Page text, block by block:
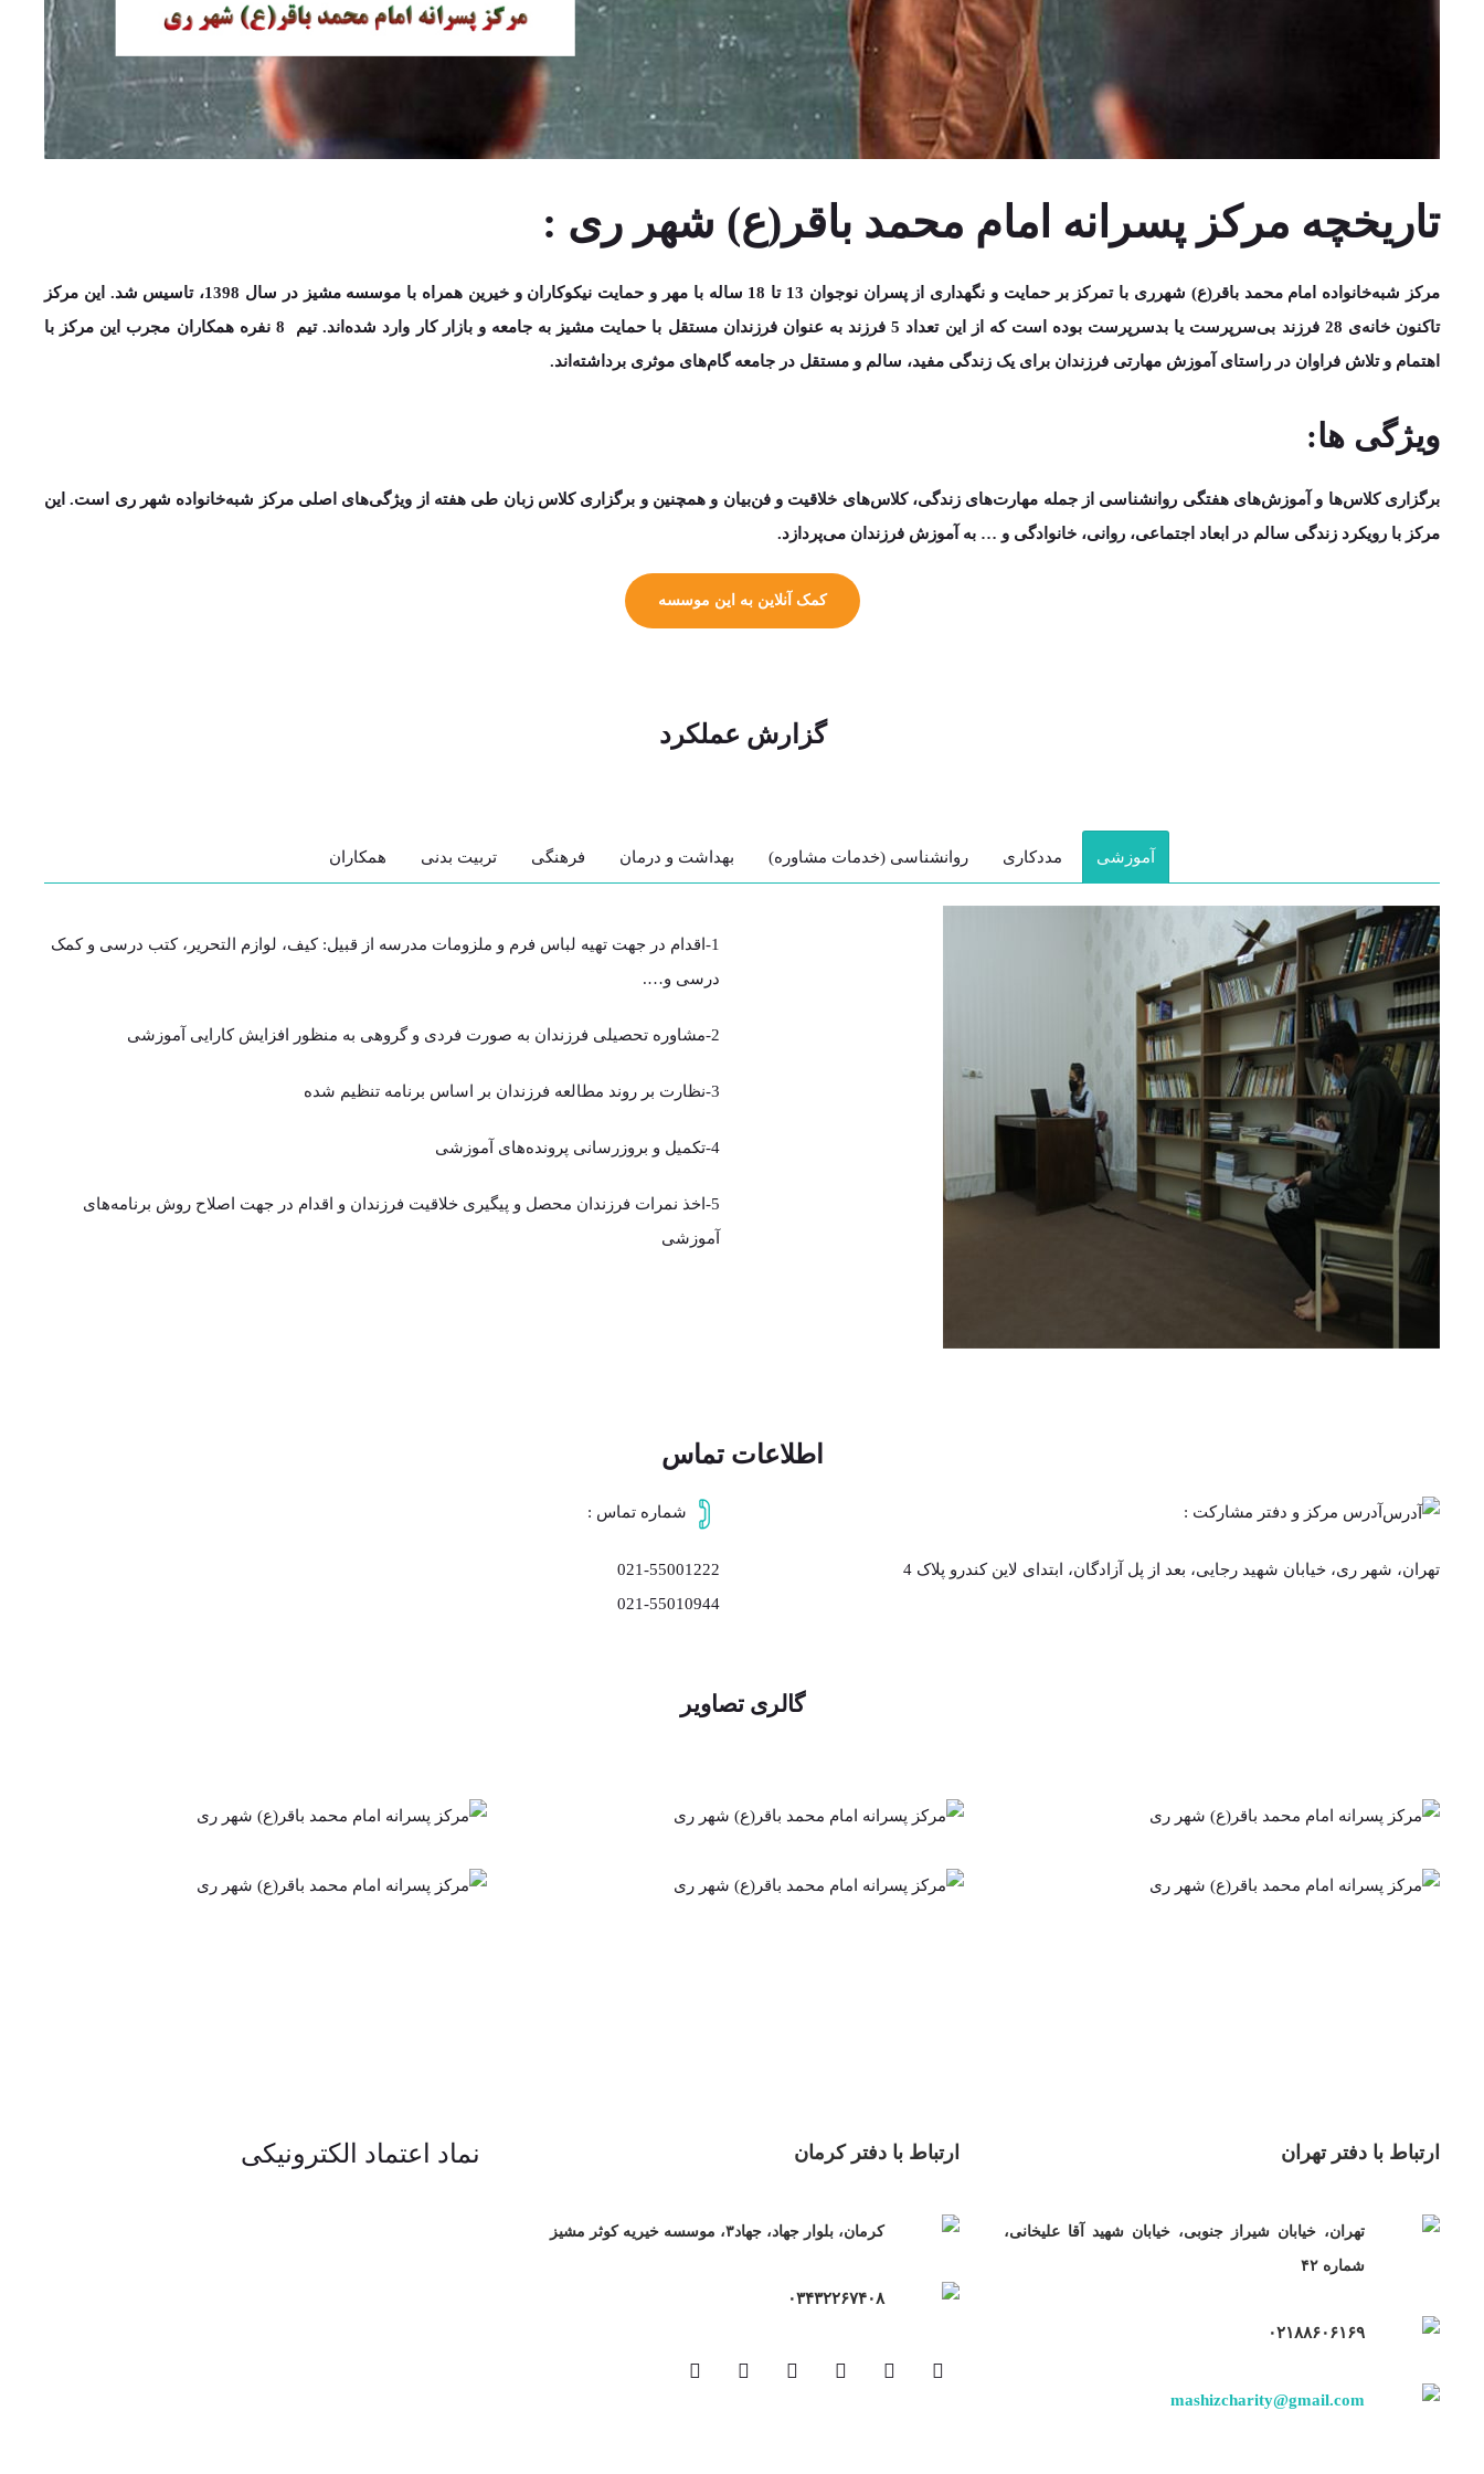
تاریخچه مرکز پسرانه امام محمد باقر(ع) شهر ری :
مرکز شبه‌خانواده امام محمد باقر(ع) شهرری با تمرکز بر حمایت و نگهداری از پسران نوجوان با مهر و حمایت‌ نیکوکاران و خیرین همراه با موسسه مشیز در سال 1398، تاسیس شد. این مرکز
تاکنون خانه‌ی 28 فرزند بی‌سرپرست یا بدسرپرست بوده است که از این تعداد 5 فرزند به عنوان فرزندان مستقل با حمایت مشیز به جامعه و بازار کار وارد شده‌اند. تیم 8 نفره همکاران مجرب این مرکز با
اهتمام و تلاش فراوان در راستای آموزش مهارتی فرزندان برای یک زندگی مفید، سالم و مستقل در جامعه گام‌های موثری برداشته‌اند.
ویژگی ها:
برگزاری کلاس‌­ها و آموزش­‌های هفتگی روانشناسی از جمله مهارت­‌های زندگی، کلاس­‌های خلاقیت و فن­‌بیان و همچنین و برگزاری کلاس زبان طی هفته از ویژگی‌­های اصلی مرکز شبه­‌خانواده شهر ری است. این
مرکز با رویکرد زندگی سالم در ابعاد اجتماعی، روانی، خانوادگی و … به آموزش فرزندان می‌پردازد.
کمک آنلاین به این موسسه
گزارش عملکرد
آموزشی مددکاری روانشناسی (خدمات مشاوره) بهداشت و درمان فرهنگی تربیت بدنی همکاران
1-اقدام در جهت تهیه لباس فرم و ملزومات مدرسه از قبیل: کیف، لوازم التحریر، کتب درسی و کمک
درسی و….
2-مشاوره تحصیلی فرزندان به صورت فردی و گروهی به منظور افزایش کارایی آموزشی
3-نظارت بر روند مطالعه فرزندان بر اساس برنامه تنظیم شده
4-تکمیل و بروزرسانی پرونده‌های آموزشی
5-اخذ نمرات فرزندان محصل و پیگیری خلاقیت فرزندان و اقدام در جهت اصلاح روش برنامه‌های
آموزشی
اطلاعات تماس
آدرس مرکز و دفتر مشارکت :
تهران، شهر ری، خیابان شهید رجایی، بعد از پل آزادگان، ابتدای لاین کندرو پلاک 4
شماره تماس :
021-55001222
021-55010944
گالری تصاویر
ارتباط با دفتر تهران
تهران، خیابان شیراز جنوبی، خیابان شهید آقا علیخانی،
شماره ۴۲
۰۲۱۸۸۶۰۶۱۶۹
mashizcharity@gmail.com
ارتباط با دفتر کرمان
کرمان، بلوار جهاد، جهاد۳، موسسه خیریه کوثر مشیز
۰۳۴۳۲۲۶۷۴۰۸
نماد اعتماد الکترونیکی